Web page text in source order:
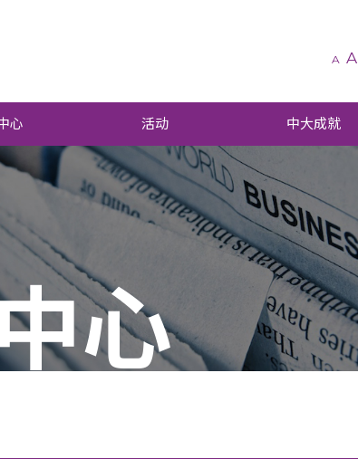
A A
心 活动 中大成就
心